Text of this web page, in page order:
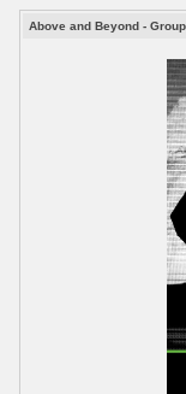
Above and Beyond -